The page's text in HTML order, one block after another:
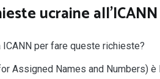
ucraine all’ICANN
ICANN per fare queste richieste?
Assigned Names and Numbers)